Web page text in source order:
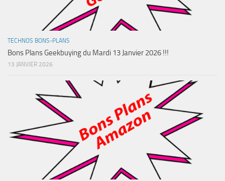
TECHNOS BONS-PLANS
Bons Plans Geekbuying du Mardi 13 Janvier 2026 !!!
13 JANVIER 2026